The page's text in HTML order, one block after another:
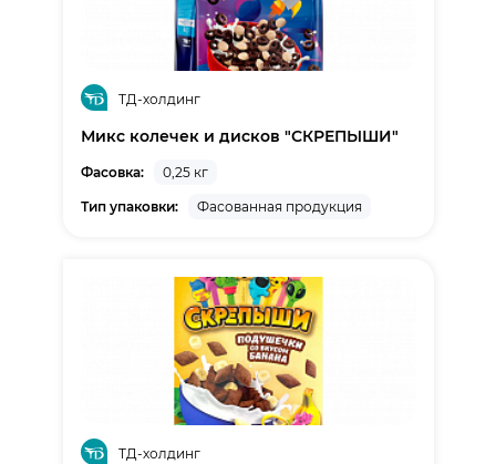
ТД-холдинг
Микс колечек и дисков "СКРЕПЫШИ"
Фасовка:
0,25 кг
Тип упаковки:
Фасованная продукция
ТД-холдинг